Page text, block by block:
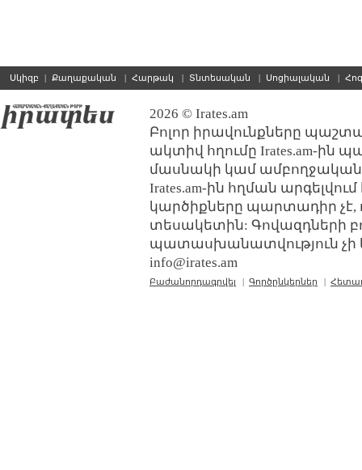
Սկիզբ | Քաղաքական | Հարթակ | Տնտեսական | Սոցիալական |
2026 © Irates.am
Բոլոր իրավունքները
ակտիվ հղումը Irates.am-ին
մասնակի կամ ամբողջական
Irates.am-ին հղման
կարծիքները պարտադիր չէ,
տեսակետին: Գովազդների
պատասխանատվություն չի
info@irates.am
Բաժանորդագրվել | Գործընկերներ |